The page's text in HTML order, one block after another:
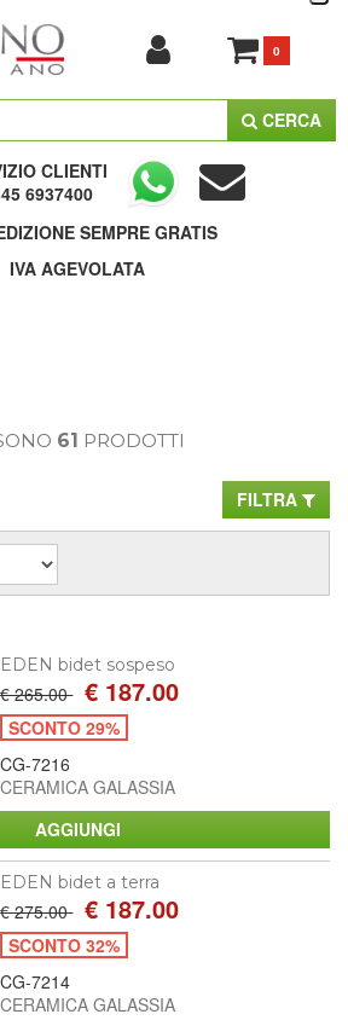
0
CERCA
CLIENTI
6937400
SEMPRE GRATIS
IVA AGEVOLATA
61 PRODOTTI
FILTRA
EDEN bidet sospeso
€ 265.00 € 187.00
SCONTO 29%
CG-7216
CERAMICA GALASSIA
EDEN bidet a terra
€ 275.00 € 187.00
SCONTO 32%
CG-7214
CERAMICA GALASSIA